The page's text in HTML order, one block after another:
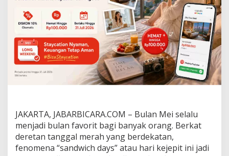
i
c
h
a
y
s
e
b
i
h
H
JAKARTA, JABARBICARA.COM – Bulan Mei selalu
menjadi bulan favorit bagi banyak orang. Berkat
deretan tanggal merah yang berdekatan,
fenomena “sandwich days” atau hari kejepit ini jadi